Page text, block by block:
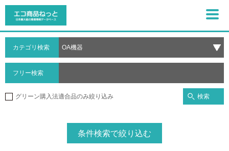
カテゴリ検索
フリー検索
グリーン購入法適合品のみ絞り込み 検索
条件検索で絞り込む